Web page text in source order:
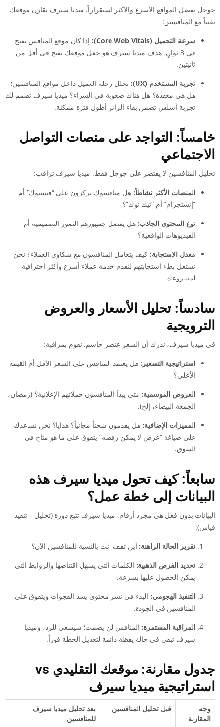
جوجل يفضل المواقع الأسرع والأكثر استقراراً. ميديا سيرف تقارن موقعك
تقنياً مع المنافسين:
سرعة التحميل (Core Web Vitals):
إذا كان موقع المنافس يفتح
في 3 ثوانٍ، هدف ميديا سيرف هو جعل موقعك يفتح في أقل من
ثانيتين.
تجربة المستخدم (UX):
نحلل رحلة العميل داخل مواقع المنافسين؛
هل هي معقدة؟ هل هناك صعوبة في الشراء؟ ميديا سيرف تصمم لك
تجربة أسلس تضمن بقاء الزائر أطول فترة ممكنة.
خامساً: التواجد على منصات التواصل
الاجتماعي
تحليل المنافسين لا يقتصر على جوجل فقط. ميديا سيرف تراقب:
المنصات الأكثر نشاطاً: هل منافسوك يركزون على “فيسبوك” أم
“إنستجرام” أم “تيك توك”؟
نوع المحتوى الجاذب: هل يفضل جمهورهم الصور التصميمية أم
الفيديوهات الواقعية؟
معدل الاستجابة: كيف يتعامل المنافسون مع شكاوى العملاء؟ نحن
نستغل بطء استجابتهم لنقدم خدمة عملاء أسرع وأكثر احترافية
لمشروعك.
سادساً: تحليل الأسعار والعروض
الترويجية
في ميديا سيرف، ندرك أن السعر عنصر حاسم. نقوم بمراقبة:
استراتيجية التسعير: هل يعتمد المنافس على السعر الأقل أم القيمة
الأعلى؟
العروض الموسمية: متى يبدأ المنافسون حملاتهم الإعلانية؟ (رمضان،
الجمعة البيضاء، إلخ).
المميزات الإضافية: هل يقدمون شحناً مجانياً؟ هدايا؟ نحن نساعدك
على صياغة “عرض لا يمكن رفضه” يتفوق على ما هو متاح في
السوق.
سابعاً: كيف تحول ميديا سيرف هذه
البيانات إلى خطة عمل؟
البيانات بدون فعل هي مجرد أرقام. ميديا سيرف تتبع دورة (تحليل – تنفيذ –
قياس):
تقرير الحالة الراهنة: أين تقف أنت بالنسبة للمنافسين الآن؟
تحديد الفرص الذهبية: الكلمات التي يسهل اقتناصها والروابط التي
يمكن الحصول عليها بسرعة.
التنفيذ الهجومي: البدء في نشر محتوى يسد الفجوات ويتفوق على
المنافسين في الجودة.
المراقبة المستمرة: المنافس لن يصمت؛ سيسعى للرد، وميديا
سيرف تبقى في حالة يقظة دائمة لتعديل الخطة فوراً.
جدول مقارنة: موقعك التقليدي vs
استراتيجية ميديا سيرف
وجه
المقارنة
قبل تحليل المنافسين
بعد تحليل ميديا سيرف
للمنافسين